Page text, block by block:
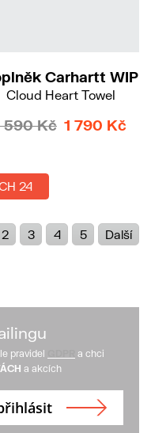
Carhartt WIP
Cloud Heart Towel
590 Kč 1 790 Kč
24
Další
5
4
3
2
pravidel
a chci
a akcích